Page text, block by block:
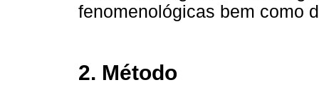
fenomenológicas bem como
2. Método